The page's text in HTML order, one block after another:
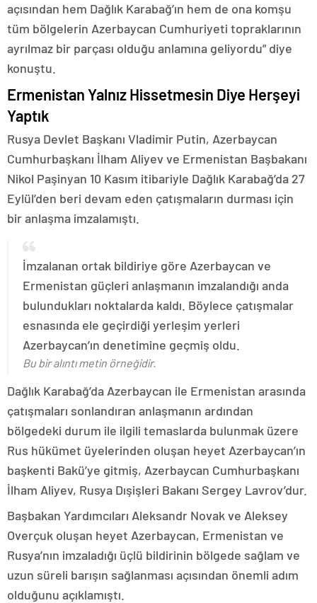
açısından hem Dağlık Karabağ’ın hem de ona komşu
tüm bölgelerin Azerbaycan Cumhuriyeti topraklarının
ayrılmaz bir parçası olduğu anlamına geliyordu” diye
konuştu.
Ermenistan Yalnız Hissetmesin Diye Herşeyi
Yaptık
Rusya Devlet Başkanı Vladimir Putin, Azerbaycan
Cumhurbaşkanı İlham Aliyev ve Ermenistan Başbakanı
Nikol Paşinyan 10 Kasım itibariyle Dağlık Karabağ’da 27
Eylül’den beri devam eden çatışmaların durması için
bir anlaşma imzalamıştı.
İmzalanan ortak bildiriye göre Azerbaycan ve
Ermenistan güçleri anlaşmanın imzalandığı anda
bulundukları noktalarda kaldı. Böylece çatışmalar
esnasında ele geçirdiği yerleşim yerleri
Azerbaycan’ın denetimine geçmiş oldu.
Bu bir alıntı metin örneğidir.
Dağlık Karabağ’da Azerbaycan ile Ermenistan arasında
çatışmaları sonlandıran anlaşmanın ardından
bölgedeki durum ile ilgili temaslarda bulunmak üzere
Rus hükümet üyelerinden oluşan heyet Azerbaycan’ın
başkenti Bakü’ye gitmiş, Azerbaycan Cumhurbaşkanı
İlham Aliyev, Rusya Dışişleri Bakanı Sergey Lavrov’dur.
Başbakan Yardımcıları Aleksandr Novak ve Aleksey
Overçuk oluşan heyet Azerbaycan, Ermenistan ve
Rusya’nın imzaladığı üçlü bildirinin bölgede sağlam ve
uzun süreli barışın sağlanması açısından önemli adım
olduğunu açıklamıştı.